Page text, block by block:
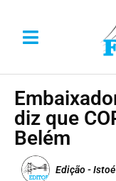
diz que
Belém
Edição -